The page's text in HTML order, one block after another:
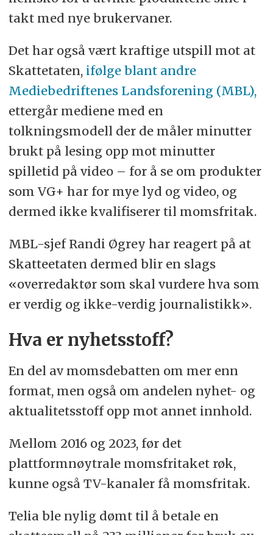
takt med nye brukervaner.
Det har også vært kraftige utspill mot at
Skattetaten, ifølge blant andre
Mediebedriftenes Landsforening (MBL),
ettergår mediene med en
tolkningsmodell der de måler minutter
brukt på lesing opp mot minutter
spilletid på video – for å se om produkter
som VG+ har for mye lyd og video, og
dermed ikke kvalifiserer til momsfritak.
MBL-sjef Randi Øgrey har reagert på at
Skatteetaten dermed blir en slags
«overredaktør som skal vurdere hva som
er verdig og ikke-verdig journalistikk».
Hva er nyhetsstoff?
En del av momsdebatten om mer enn
format, men også om andelen nyhet- og
aktualitetsstoff opp mot annet innhold.
Mellom 2016 og 2023, før det
plattformnøytrale momsfritaket røk,
kunne også TV-kanaler få momsfritak.
Telia ble nylig dømt til å betale en